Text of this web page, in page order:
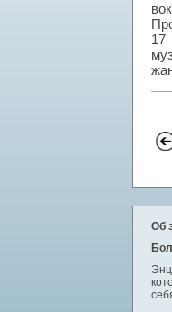
17
Об